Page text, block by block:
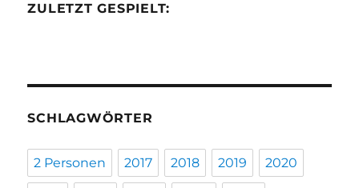
ZULETZT GESPIELT:
SCHLAGWÖRTER
2 Personen 2017 2018 2019 2020